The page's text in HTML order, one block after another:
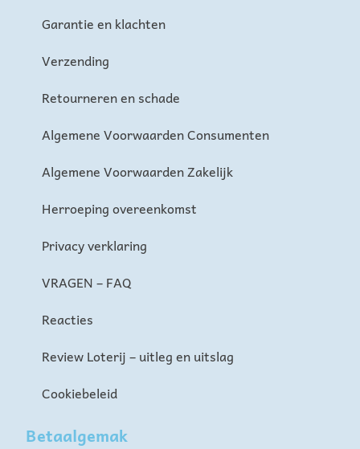
Garantie en klachten
Verzending
Retourneren en schade
Algemene Voorwaarden Consumenten
Algemene Voorwaarden Zakelijk
Herroeping overeenkomst
Privacy verklaring
VRAGEN – FAQ
Reacties
Review Loterij – uitleg en uitslag
Cookiebeleid
Betaalgemak